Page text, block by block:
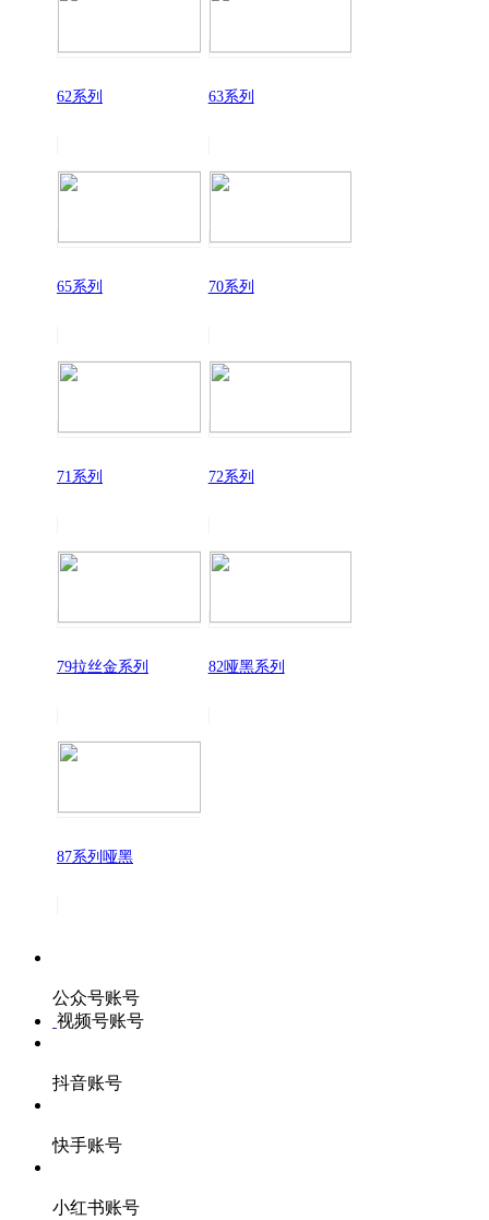
62系列 63系列
65系列 70系列
71系列 72系列
79拉丝金系列 82哑黑系列
87系列哑黑
公众号账号
视频号账号
抖音账号
快手账号
小红书账号